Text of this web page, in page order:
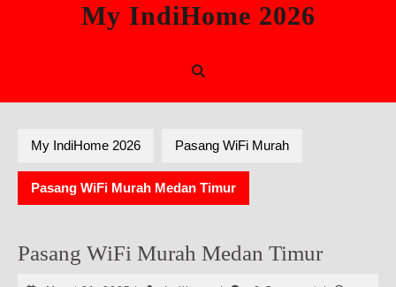
My IndiHome 2026
My IndiHome 2026 Pasang WiFi Murah
Pasang WiFi Murah Medan Timur
Pasang WiFi Murah Medan Timur